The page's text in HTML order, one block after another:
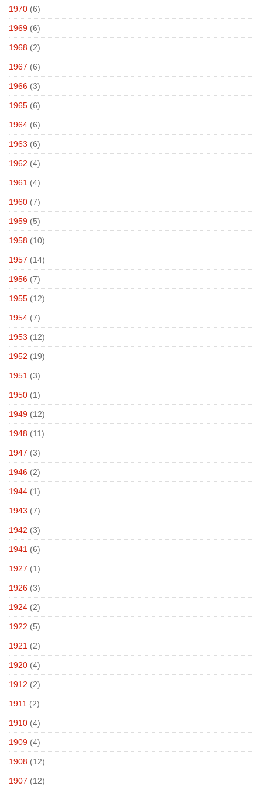
1970 (6)
1969 (6)
1968 (2)
1967 (6)
1966 (3)
1965 (6)
1964 (6)
1963 (6)
1962 (4)
1961 (4)
1960 (7)
1959 (5)
1958 (10)
1957 (14)
1956 (7)
1955 (12)
1954 (7)
1953 (12)
1952 (19)
1951 (3)
1950 (1)
1949 (12)
1948 (11)
1947 (3)
1946 (2)
1944 (1)
1943 (7)
1942 (3)
1941 (6)
1927 (1)
1926 (3)
1924 (2)
1922 (5)
1921 (2)
1920 (4)
1912 (2)
1911 (2)
1910 (4)
1909 (4)
1908 (12)
1907 (12)